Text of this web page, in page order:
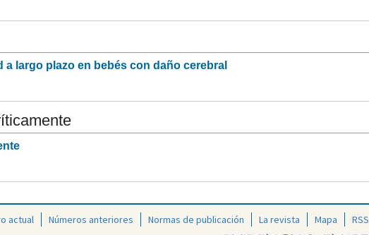
largo plazo en bebés con daño cerebral
actual Números anteriores Normas de publicación La revista Mapa RSS